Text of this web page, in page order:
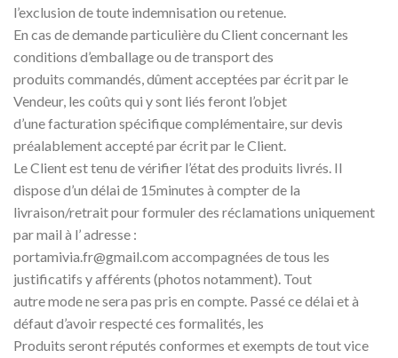
l’exclusion de toute indemnisation ou retenue.
En cas de demande particulière du Client concernant les
conditions d’emballage ou de transport des
produits commandés, dûment acceptées par écrit par le
Vendeur, les coûts qui y sont liés feront l’objet
d’une facturation spécifique complémentaire, sur devis
préalablement accepté par écrit par le Client.
Le Client est tenu de vérifier l’état des produits livrés. Il
dispose d’un délai de 15minutes à compter de la
livraison/retrait pour formuler des réclamations uniquement
par mail à l’ adresse :
portamivia.fr@gmail.com accompagnées de tous les
justificatifs y afférents (photos notamment). Tout
autre mode ne sera pas pris en compte. Passé ce délai et à
défaut d’avoir respecté ces formalités, les
Produits seront réputés conformes et exempts de tout vice